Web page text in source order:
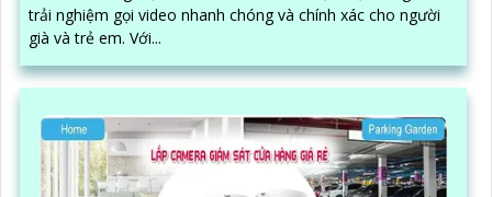
trải nghiệm gọi video nhanh chóng và chính xác cho người
già và trẻ em. Với...